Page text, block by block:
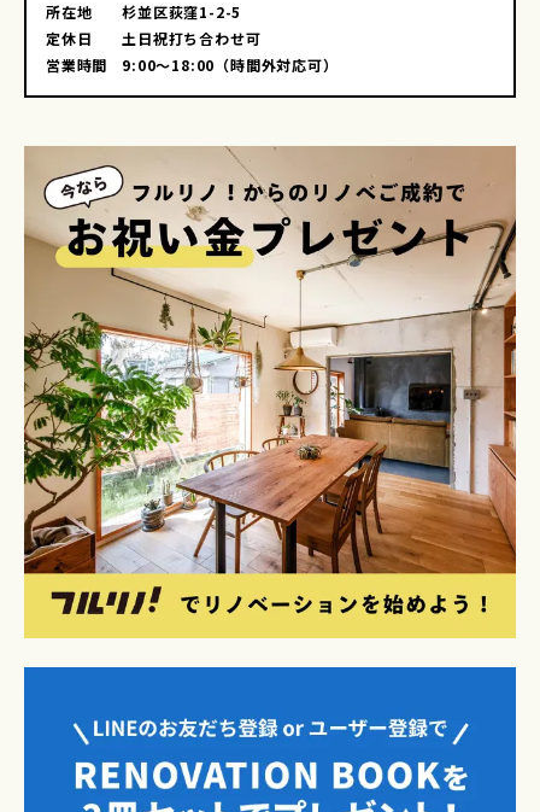
所在地
杉並区荻窪1-2-5
定休日
土日祝打ち合わせ可
営業時間
9:00～18:00（時間外対応可）